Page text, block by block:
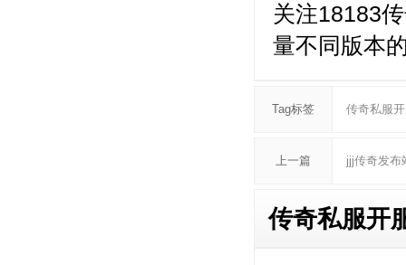
关注18183
量不同版本
Tag标签 传奇私服
上一篇 jjj传奇发布
传奇私服开